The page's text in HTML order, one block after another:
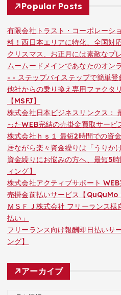
Popular Posts
有限会社トラスト・コーポレーシ
料！西日本エリアに特化、全国対
クリスマス、お正月には素敵なプ
ムームードメインであなたのオン
- - ステップバイステップで簡単登
他社からの乗り換え専用ファクタ
【MSFJ】
株式会社日本ビジネスリンクス：
ったWEB完結の売掛金買取サービ
株式会社ｈｓ１ 最短2時間での資
居ながら楽々資金繰りは「うりかけ
資金繰りにお悩みの方へ、最短5
ィング】
株式会社アクティブサポート
売掛金前払いサービス【QuQuMo
ＭＳＦＪ株式会社 フリーランス
払い」
フリーランス向け報酬即日払いサ
ング】
アーカイブ